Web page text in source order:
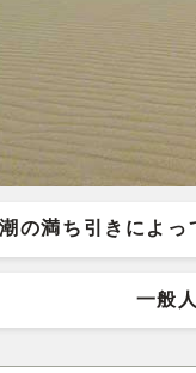
潮の満ち引きによっ
一般